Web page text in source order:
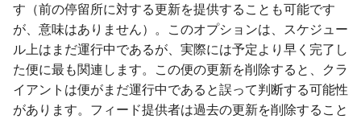
す（前の停留所に対する更新を提供することも可能です
が、意味はありません）。このオプションは、スケジュー
ル上はまだ運行中であるが、実際には予定より早く完了し
た便に最も関連します。この便の更新を削除すると、クラ
イアントは便がまだ運行中であると誤って判断する可能性
があります。フィード提供者は過去の更新を削除すること